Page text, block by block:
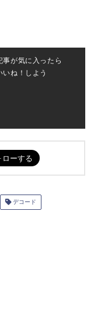
事が気に入ったら
いね！しよう
デコード